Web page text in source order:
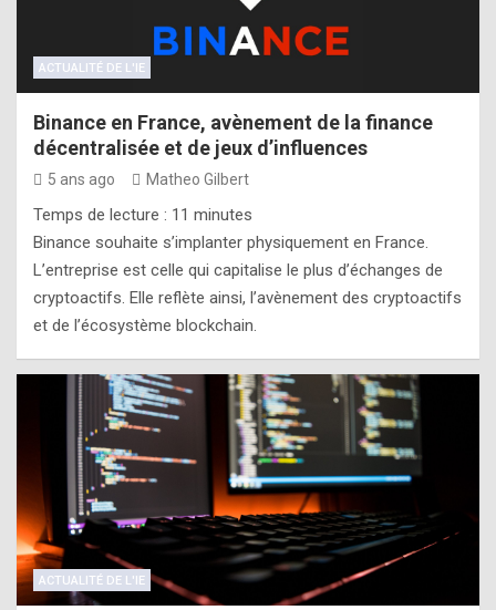
ACTUALITÉ DE L'IE
Binance en France, avènement de la finance
décentralisée et de jeux d’influences
5 ans ago Matheo Gilbert
Temps de lecture : 11 minutes
Binance souhaite s’implanter physiquement en France.
L’entreprise est celle qui capitalise le plus d’échanges de
cryptoactifs. Elle reflète ainsi, l’avènement des cryptoactifs
et de l’écosystème blockchain.
ACTUALITÉ DE L'IE